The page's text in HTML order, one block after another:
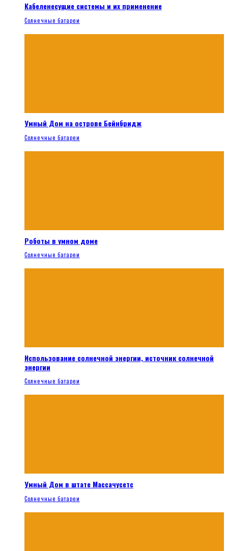
Кабеленесущие системы и их применение
Солнечные батареи
Умный Дом на острове Бейнбридж
Солнечные батареи
Роботы в умном доме
Солнечные батареи
Использование солнечной энергии, источник солнечной
энергии
Солнечные батареи
Умный Дом в штате Массачусетс
Солнечные батареи